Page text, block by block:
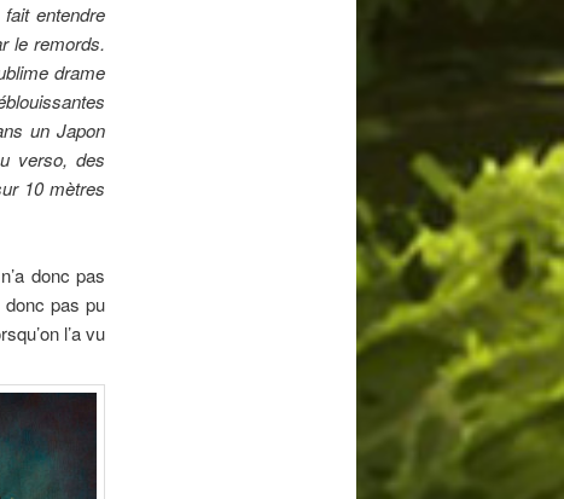
entendre
le remords.
drame
un Japon
verso, des
10 mètres
donc pas
pas pu
l’a vu